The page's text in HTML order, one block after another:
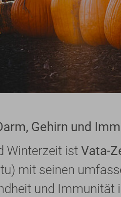
Gehirn und
Winterzeit istVata-
mit seinen
und